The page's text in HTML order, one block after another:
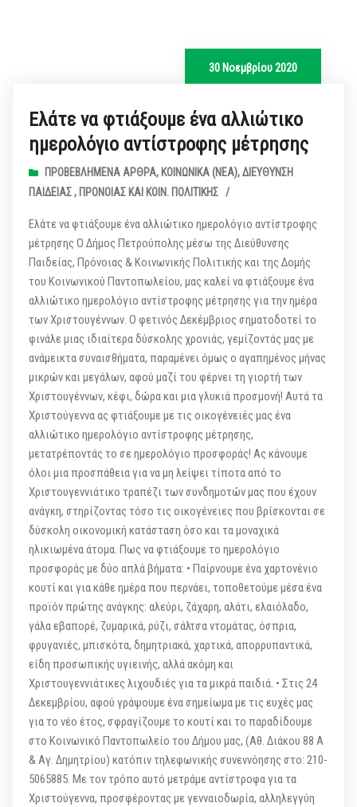
30 Νοεμβρίου 2020
Ελάτε να φτιάξουμε ένα αλλιώτικο
ημερολόγιο αντίστροφης μέτρησης
ΠΡΟΒΕΒΛΗΜΈΝΑ ΆΡΘΡΑ, ΚΟΙΝΩΝΙΚΆ (ΝΕΑ),ΔΙΕΎΘΥΝΣΗ
ΠΑΙΔΕΊΑΣ , ΠΡΌΝΟΙΑΣ ΚΑΙ KΟΙΝ. ΠΟΛΙΤΙΚΉΣ /
Ελάτε να φτιάξουμε ένα αλλιώτικο ημερολόγιο αντίστροφης
μέτρησης Ο Δήμος Πετρούπολης μέσω της Διεύθυνσης
Παιδείας, Πρόνοιας & Κοινωνικής Πολιτικής και της Δομής
του Κοινωνικού Παντοπωλείου, μας καλεί να φτιάξουμε ένα
αλλιώτικο ημερολόγιο αντίστροφης μέτρησης για την ημέρα
των Χριστουγέννων. Ο φετινός Δεκέμβριος σηματοδοτεί το
φινάλε μιας ιδιαίτερα δύσκολης χρονιάς, γεμίζοντάς μας με
ανάμεικτα συναισθήματα, παραμένει όμως ο αγαπημένος μήνας
μικρών και μεγάλων, αφού μαζί του φέρνει τη γιορτή των
Χριστουγέννων, κέφι, δώρα και μια γλυκιά προσμονή! Αυτά τα
Χριστούγεννα ας φτιάξουμε με τις οικογένειές μας ένα
αλλιώτικο ημερολόγιο αντίστροφης μέτρησης,
μετατρέποντάς το σε ημερολόγιο προσφοράς! Ας κάνουμε
όλοι μια προσπάθεια για να μη λείψει τίποτα από το
Χριστουγεννιάτικο τραπέζι των συνδημοτών μας που έχουν
ανάγκη, στηρίζοντας τόσο τις οικογένειες που βρίσκονται σε
δύσκολη οικονομική κατάσταση όσο και τα μοναχικά
ηλικιωμένα άτομα. Πως να φτιάξουμε το ημερολόγιο
προσφοράς με δύο απλά βήματα: • Παίρνουμε ένα χαρτονένιο
κουτί και για κάθε ημέρα που περνάει, τοποθετούμε μέσα ένα
προϊόν πρώτης ανάγκης: αλεύρι, ζάχαρη, αλάτι, ελαιόλαδο,
γάλα εβαπορέ, ζυμαρικά, ρύζι, σάλτσα ντομάτας, όσπρια,
φρυγανιές, μπισκότα, δημητριακά, χαρτικά, απορρυπαντικά,
είδη προσωπικής υγιεινής, αλλά ακόμη και
Χριστουγεννιάτικες λιχουδιές για τα μικρά παιδιά. • Στις 24
Δεκεμβρίου, αφού γράψουμε ένα σημείωμα με τις ευχές μας
για το νέο έτος, σφραγίζουμε το κουτί και το παραδίδουμε
στο Κοινωνικό Παντοπωλείο του Δήμου μας, (Αθ. Διάκου 88 Α
& Αγ. Δημητρίου) κατόπιν τηλεφωνικής συνεννόησης στο: 210-
5065885. Με τον τρόπο αυτό μετράμε αντίστροφα για τα
Χριστούγεννα, προσφέροντας με γενναιοδωρία, αλληλεγγύη